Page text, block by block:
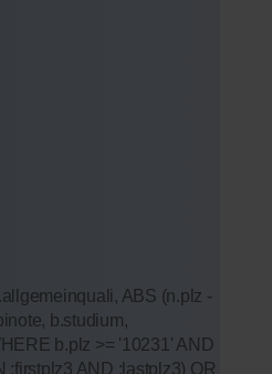
ABS (n.plz -
b.studium,
b.plz >= '10231' AND
AND :lastplz3) OR